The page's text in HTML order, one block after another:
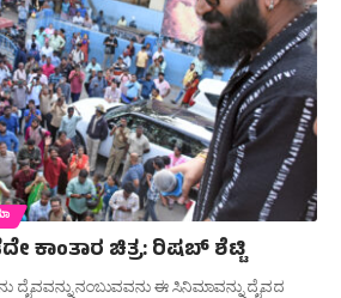
ಕಾಂತಾರ ಚಿತ್ರ: ರಿಷಬ್‌ ಶೆಟ್ಟಿ
ದೈವವನ್ನು ನಂಬುವವನು ಈ ಸಿನಿಮಾವನ್ನು ದೈವದ